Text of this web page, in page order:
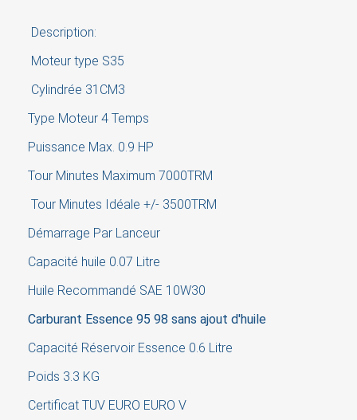
Description:
Moteur type S35
Cylindrée 31CM3
Type Moteur 4 Temps
Puissance Max. 0.9 HP
Tour Minutes Maximum 7000TRM
Tour Minutes Idéale +/- 3500TRM
Démarrage Par Lanceur
Capacité huile 0.07 Litre
Huile Recommandé SAE 10W30
Carburant Essence 95 98 sans ajout d'huile
Capacité Réservoir Essence 0.6 Litre
Poids 3.3 KG
Certificat TUV EURO EURO V
Sign in
wish list.
Cancel